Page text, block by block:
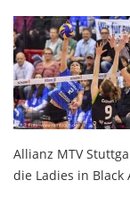
Allianz MTV
die Ladies in Black